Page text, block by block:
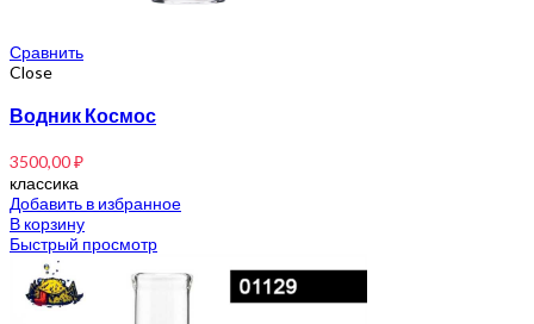
Сравнить
Close
Водник Космос
3500,00₽
классика
Добавить в избранное
В корзину
Быстрый просмотр